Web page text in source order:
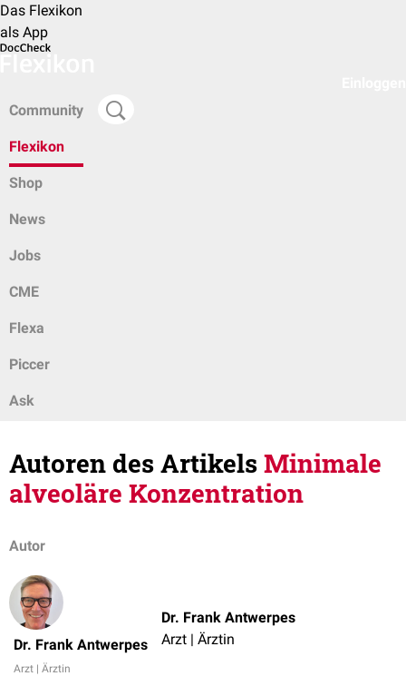
Das Flexikon
als App
Community
Flexikon
Shop
News
Jobs
CME
Flexa
Piccer
Ask
Autoren des ArtikelsMinimale
alveoläre Konzentration
Autor
Dr. Frank Antwerpes
Arzt | Ärztin
Dr. Frank Antwerpes
Arzt | Ärztin